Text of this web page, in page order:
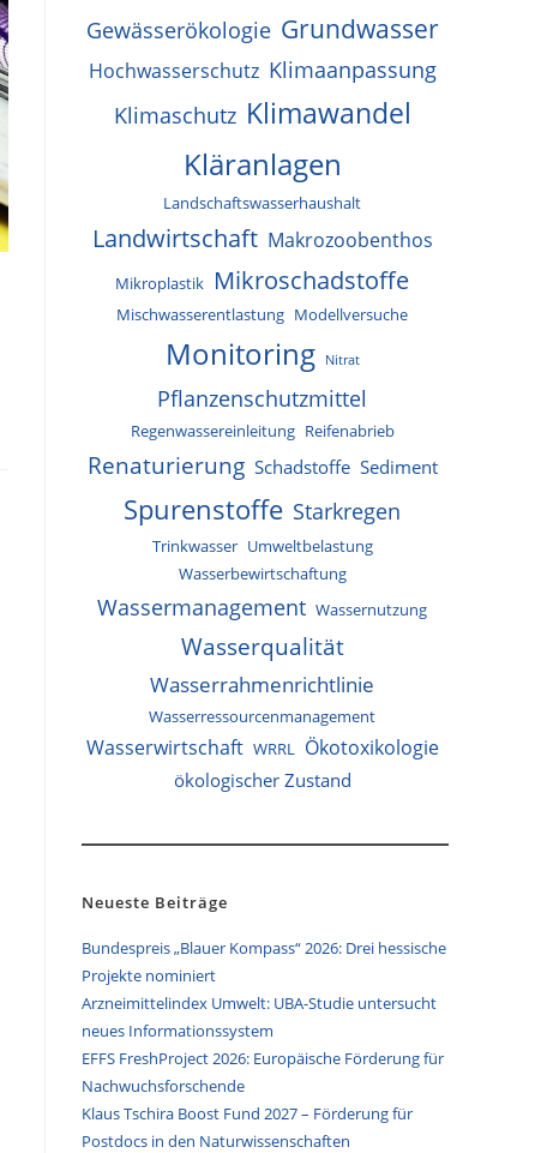
Gewässerökologie Grundwasser
Hochwasserschutz Klimaanpassung
Klimaschutz Klimawandel
Kläranlagen
Landschaftswasserhaushalt
Landwirtschaft Makrozoobenthos
Mikroplastik Mikroschadstoffe
Mischwasserentlastung Modellversuche
Monitoring Nitrat
Pflanzenschutzmittel
Regenwassereinleitung Reifenabrieb
Renaturierung Schadstoffe Sediment
Spurenstoffe Starkregen
Trinkwasser Umweltbelastung
Wasserbewirtschaftung
Wassermanagement Wassernutzung
Wasserqualität
Wasserrahmenrichtlinie
Wasserressourcenmanagement
Wasserwirtschaft WRRL Ökotoxikologie
ökologischer Zustand
Neueste Beiträge
Bundespreis „Blauer Kompass“ 2026: Drei hessische
Projekte nominiert
Arzneimittelindex Umwelt: UBA-Studie untersucht
neues Informationssystem
EFFS FreshProject 2026: Europäische Förderung für
Nachwuchsforschende
Klaus Tschira Boost Fund 2027 – Förderung für
Postdocs in den Naturwissenschaften